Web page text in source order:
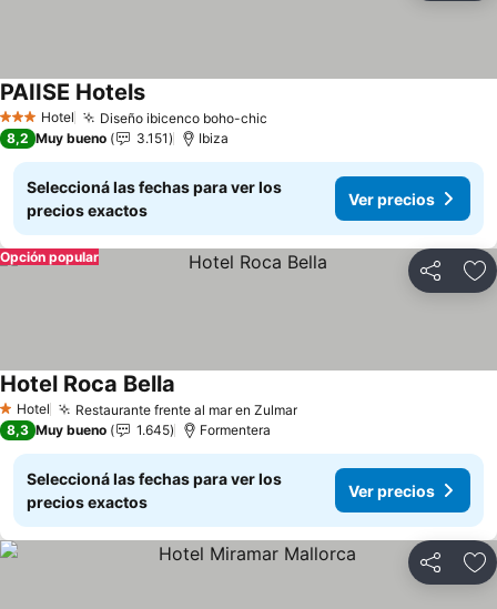
3 Estrellas
Hotel Diseño ibicenco boho-chic
PAIISE HotelsVer precios
8,2 Muy bueno 3.151 Ibiza
Seleccioná las fechas para ver los
precios exactos
Ver precios
Compartir
Opción popular
1 Estrellas
Hotel Restaurante frente al mar en ZulmarVer precios
Hotel Roca Bella
8,3 Muy bueno 1.645 Formentera
Seleccioná las fechas para ver los
precios exactos
Ver precios
Compartir